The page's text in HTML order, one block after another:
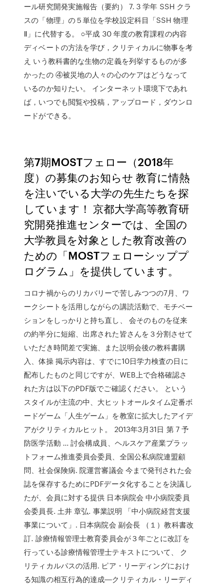
ール研究開発実施報告（要約） 7. 3 学年 SSH クラ
スの「物理」の５単位を学校設定科目「SSH 物理
Ⅱ」に代替する。 ○平成 30 年度の教育課程の内容
ディベートの方法を学び，クリティカルに物事を考
え いう教科書的な生物の定義を列挙するものが多
かったの ④被災地の人々の心のケアはどうなって
いるのか知りたい。 インターネット環境下であれ
ば，いつでも閲覧や投稿，アップロード，ダウンロ
ードができる。
第7期MOSTフェロー（2018年
度）の募集のお知らせ 教育に情熱
を注いでいる大学の先生たちを探
しています！ 京都大学高等教育研
究開発推進センターでは、全国の
大学教員を対象とした教育改善の
ための「MOSTフェローシッププ
ログラム」を提供しています。
コロナ禍からのリカバリーで苦しみつつの7月、ワ
ークシートを活用しながらの講読活動で、モチベー
ションをしっかりと持ち直し、 会そのものを従来
の約半分に短縮、出席された皆さんを３分割させて
いただき時間差で実施、また説明会後の教科書購
入、体操 掲示内容は、すでに10日学力検査の日に
配布したものと同じですが、WEB上で合格確認さ
れた方は以下のPDF版でご確認ください。 という
スタイルが主流の中、大ヒットオールタイム定番ボ
ードゲーム「人生ゲーム」を教室に拡大したアイデ
アがクリティカルヒット。 2013年3月31日 第 7 予
防医学活動 … 討会構成員、ヘルスケア産業プラッ
トフォーム推進委員会委員、全国公私病院連盟顧
問、社会保険病. 院運営審議会 今まで発刊された会
誌を保存するためにPDFデータ化することを決議し
たが、会員に対する提供 日本病院会 中小病院委員
会委員長. 土井 章弘. 事業説明 「中小病院経営支援
事業について」. 日本病院会 副会長 （１）教科書改
訂. 診療情報管理士教育委員会が３年ごとに改訂を
行っている診療情報管理士テキストについて、 ク
リティカルパスの活用. ピア・リーディングにおけ
る知識の相互行為的達成―クリティカル・リーディ